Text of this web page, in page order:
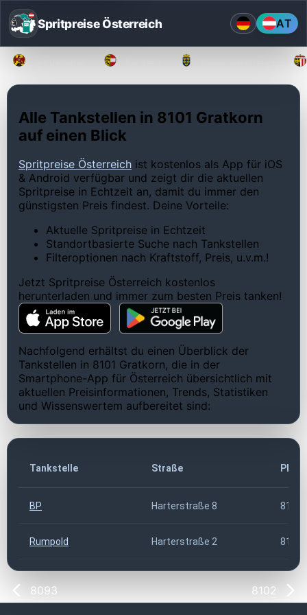
Spritpreise Österreich AT
Alle Tankstellen in 8101 Gratkorn
auf einen Blick
Spritpreise Österreich ist kostenlos als App für iOS
& Android verfügbar und zeigt dir die aktuellen
Spritpreise in Echtzeit an, damit du immer den
günstigsten Preis findest. Deine Vorteile:
Aktuelle Spritpreise in Echtzeit
Standortbasierte Suche nach Tankstellen
Filteroptionen nach Kraftstoff, Preis, u.v.m.!
Jetzt Spritpreise Österreich kostenlos
herunterladen und immer zum besten Preis tanken!
Nachfolgend erhältst du einen Überblick der
Tankstellen in 8101 Gratkorn, die in der
Smartphone-App für Österreich übersichtlich mit
aktuellen Preisinformationen, Trends, Statistiken
und Wissenswertem aufbereitet sind:
Tankstelle Straße PLZ
BP Harterstraße 8 8101
Rumpold Harterstraße 2 8101
8093 8102